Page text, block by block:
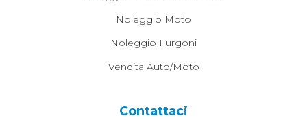
Noleggio Moto
Noleggio Furgoni
Vendita Auto/moto
Contattaci